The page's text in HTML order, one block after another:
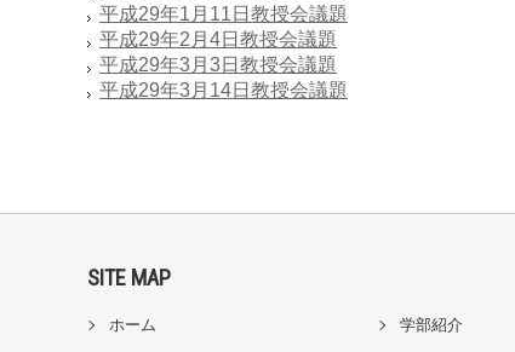
平成29年1月11日教授会議題
平成29年2月4日教授会議題
平成29年3月3日教授会議題
平成29年3月14日教授会議題
SITE MAP
ホーム 学部紹介